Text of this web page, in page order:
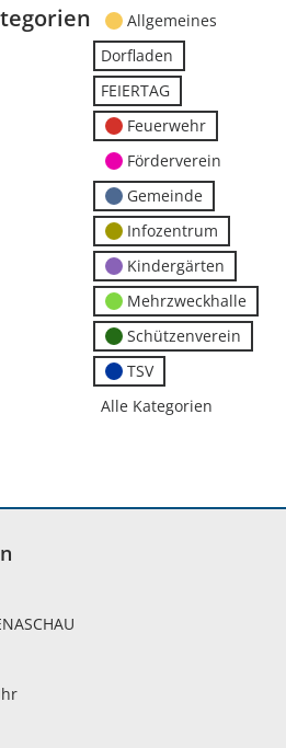
Allgemeines
Dorfladen
FEIERTAG
Feuerwehr
Förderverein
Gemeinde
Infozentrum
Kindergärten
Mehrzweckhalle
Schützenverein
TSV
Alle Kategorien